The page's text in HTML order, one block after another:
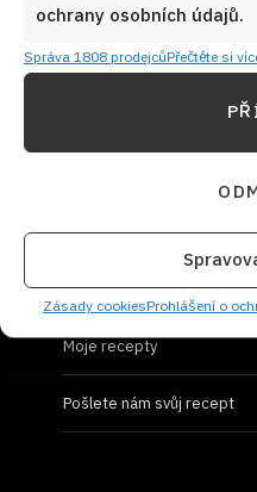
ochrany osobních údajů.
Správa 1808 prodejcůPřečtěte si
Zásady cookiesProhlášení o
Prohlášení o ochraně
Přihlásit se
Vložit recept
Moje recepty
Pošlete nám svůj recept